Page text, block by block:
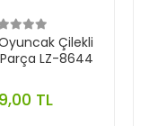
Çilekli
LZ-8644
TL